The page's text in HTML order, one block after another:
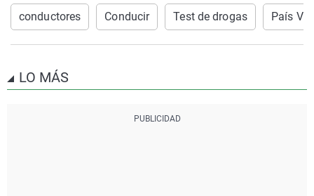
conductores Conducir Test de drogas País
LO MÁS